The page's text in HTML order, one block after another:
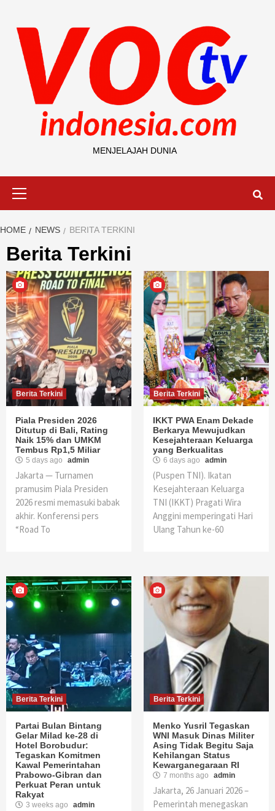
content
MENJELAJAH DUNIA
HOME NEWS BERITA TERKINI
Berita Terkini
Berita Terkini
Piala Presiden 2026
Ditutup di Bali, Rating
Naik 15% dan UMKM
Tembus Rp1,5 Miliar
5 days ago admin
Jakarta — Turnamen
pramusim Piala Presiden
2026 resmi memasuki babak
akhir. Konferensi pers
“Road To
Berita Terkini
IKKT PWA Enam Dekade
Berkarya Mewujudkan
Kesejahteraan Keluarga
yang Berkualitas
6 days ago admin
(Puspen TNI). Ikatan
Kesejahteraan Keluarga
TNI (IKKT) Pragati Wira
Anggini memperingati Hari
Ulang Tahun ke-60
Berita Terkini
Partai Bulan Bintang
Gelar Milad ke-28 di
Hotel Borobudur:
Tegaskan Komitmen
Kawal Pemerintahan
Prabowo-Gibran dan
Perkuat Peran untuk
Rakyat
3 weeks ago admin
Berita Terkini
Menko Yusril Tegaskan
WNI Masuk Dinas Militer
Asing Tidak Begitu Saja
Kehilangan Status
Kewarganegaraan RI
7 months ago admin
Jakarta, 26 Januari 2026 –
Pemerintah menegaskan